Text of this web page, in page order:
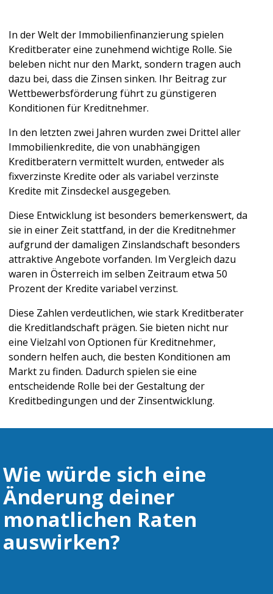
In der Welt der Immobilienfinanzierung spielen
Kreditberater eine zunehmend wichtige Rolle. Sie
beleben nicht nur den Markt, sondern tragen auch
dazu bei, dass die Zinsen sinken. Ihr Beitrag zur
Wettbewerbsförderung führt zu günstigeren
Konditionen für Kreditnehmer.
In den letzten zwei Jahren wurden zwei Drittel aller
Immobilienkredite, die von unabhängigen
Kreditberatern vermittelt wurden, entweder als
fixverzinste Kredite oder als variabel verzinste
Kredite mit Zinsdeckel ausgegeben.
Diese Entwicklung ist besonders bemerkenswert, da
sie in einer Zeit stattfand, in der die Kreditnehmer
aufgrund der damaligen Zinslandschaft besonders
attraktive Angebote vorfanden. Im Vergleich dazu
waren in Österreich im selben Zeitraum etwa 50
Prozent der Kredite variabel verzinst.
Diese Zahlen verdeutlichen, wie stark Kreditberater
die Kreditlandschaft prägen. Sie bieten nicht nur
eine Vielzahl von Optionen für Kreditnehmer,
sondern helfen auch, die besten Konditionen am
Markt zu finden. Dadurch spielen sie eine
entscheidende Rolle bei der Gestaltung der
Kreditbedingungen und der Zinsentwicklung.
Wie würde sich eine
Änderung deiner
monatlichen Raten
auswirken?